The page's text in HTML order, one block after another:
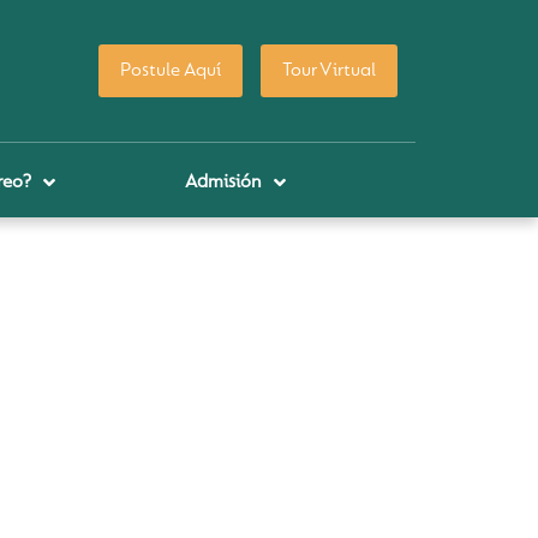
Postule Aquí Tour Virtual
Admisión